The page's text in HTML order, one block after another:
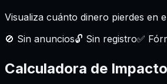
Visualiza cuánto dinero pierdes en
🚫 Sin anuncios🔓 Sin registro✅
Calculadora de